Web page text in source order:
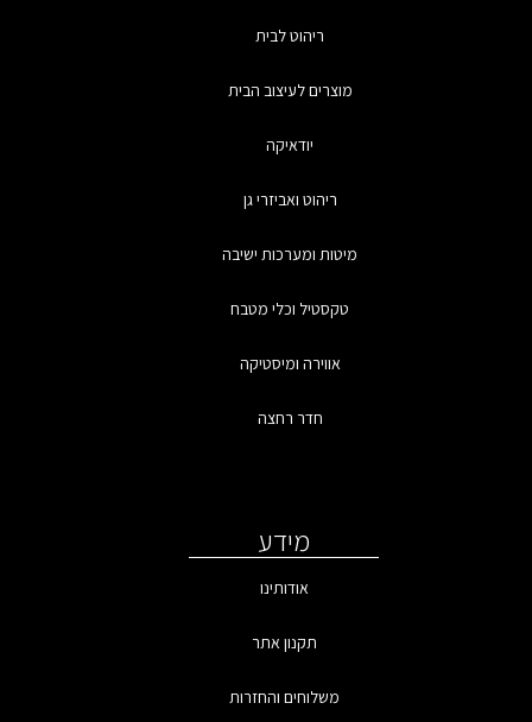
ריהוט לבית
מוצרים לעיצוב הבית
יודאיקה
ריהוט ואביזרי גן
מיטות ומערכות ישיבה
טקסטיל וכלי מטבח
אווירה ומיסטיקה
חדר רחצה
מידע
אודותינו
תקנון אתר
משלוחים והחזרות